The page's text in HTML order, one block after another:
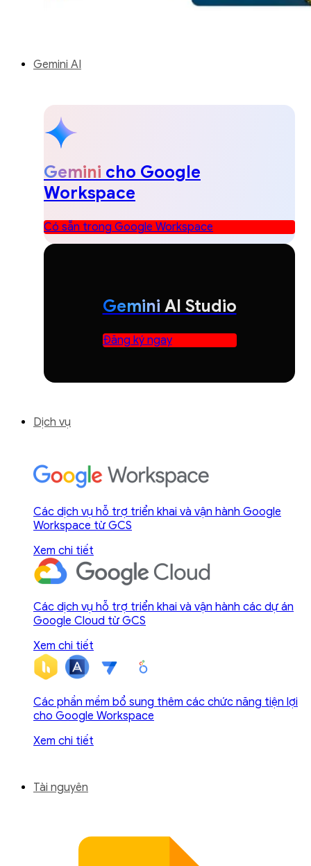
Gemini AI
Gemini cho Google
Workspace
Có sẵn trong Google Workspace
Gemini AI Studio
Đăng ký ngay
Dịch vụ
Các dịch vụ hỗ trợ triển khai và vận hành Google
Workspace từ GCS
Xem chi tiết
Các dịch vụ hỗ trợ triển khai và vận hành các dự án
Google Cloud từ GCS
Xem chi tiết
Các phần mềm bổ sung thêm các chức năng tiện lợi
cho Google Workspace
Xem chi tiết
Tài nguyên